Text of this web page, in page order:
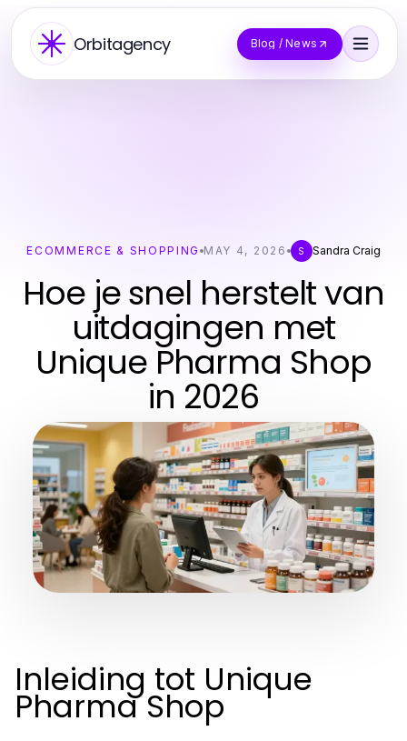
Orbitagency Blog / News
ECOMMERCE & SHOPPING MAY 4, 2026 S Sandra Craig
Hoe je snel herstelt van
uitdagingen met
Unique Pharma Shop
in 2026
Inleiding tot Unique
Pharma Shop